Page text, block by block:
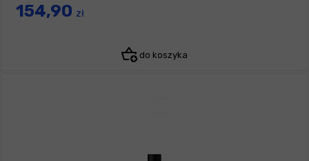
154,90 zł
do koszyka